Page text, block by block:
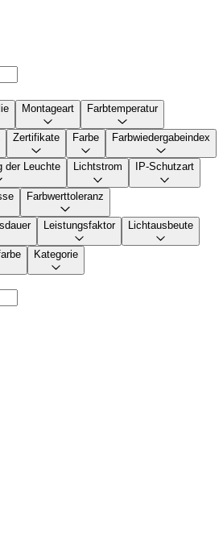
Montageart Farbtemperatur
Zertifikate Farbe Farbwiedergabeindex
der Leuchte Lichtstrom IP-Schutzart
Farbwerttoleranz
Leistungsfaktor Lichtausbeute
Kategorie